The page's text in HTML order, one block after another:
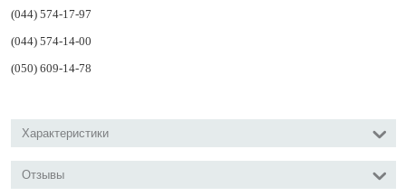
(044) 574-17-97
(044) 574-14-00
(050) 609-14-78
Характеристики
Отзывы